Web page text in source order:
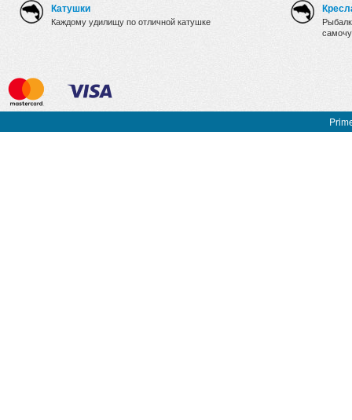
Катушки
Каждому удилищу по отличной катушке